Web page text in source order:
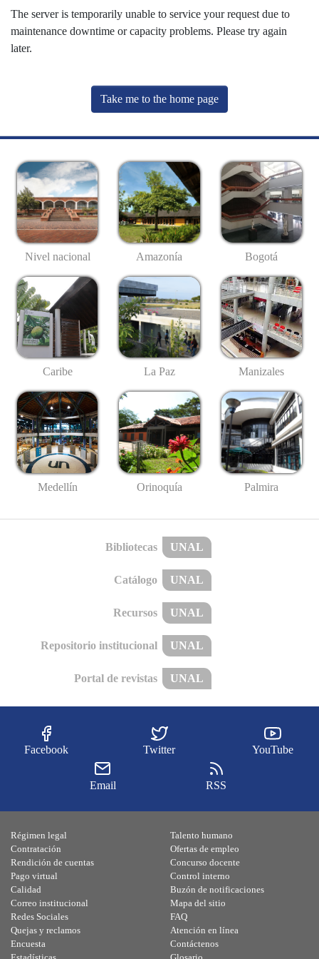
The server is temporarily unable to service your request due to
maintenance downtime or capacity problems. Please try again
later.
Take me to the home page
Nivel nacional Amazonía Bogotá
Caribe La Paz Manizales
Medellín Orinoquía Palmira
Bibliotecas UNAL
Catálogo UNAL
Recursos UNAL
Repositorio institucional UNAL
Portal de revistas UNAL
Facebook Twitter YouTube
Email RSS
Régimen legal
Contratación
Rendición de cuentas
Pago virtual
Calidad
Talento humano
Ofertas de empleo
Concurso docente
Control interno
Buzón de notificaciones
Correo institucional
Redes Sociales
Quejas y reclamos
Encuesta
Mapa del sitio
FAQ
Atención en línea
Contáctenos